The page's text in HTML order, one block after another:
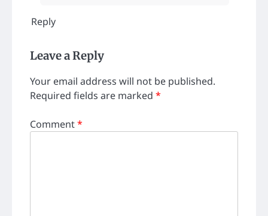
Reply
Leave a Reply
Your email address will not be published.
Required fields are marked *
Comment*